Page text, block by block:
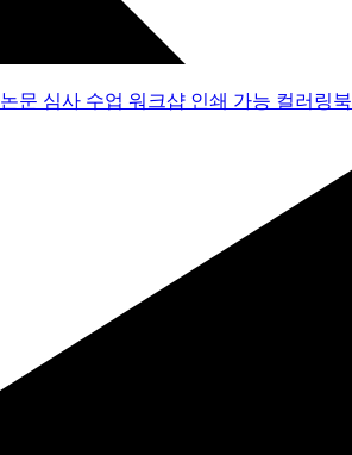
논문 심사 수업 워크샵 인쇄 가능 컬러링북